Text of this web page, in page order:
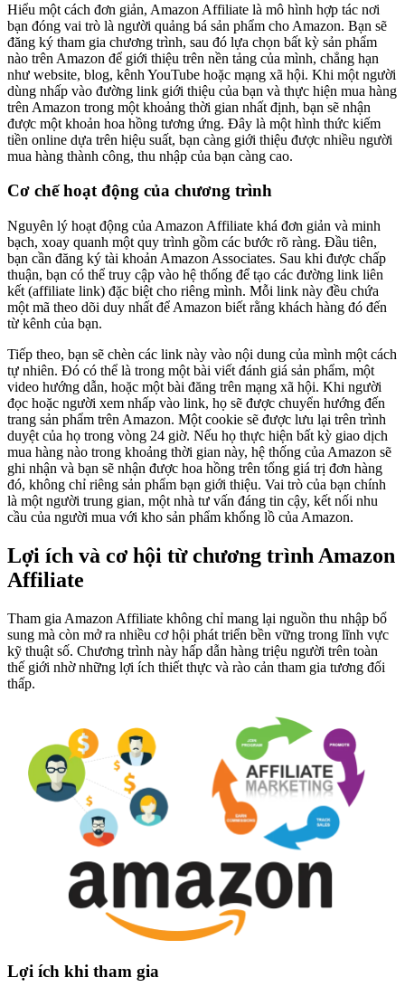
Hiểu một cách đơn giản, Amazon Affiliate là mô hình hợp tác nơi
bạn đóng vai trò là người quảng bá sản phẩm cho Amazon. Bạn sẽ
đăng ký tham gia chương trình, sau đó lựa chọn bất kỳ sản phẩm
nào trên Amazon để giới thiệu trên nền tảng của mình, chẳng hạn
như website, blog, kênh YouTube hoặc mạng xã hội. Khi một người
dùng nhấp vào đường link giới thiệu của bạn và thực hiện mua hàng
trên Amazon trong một khoảng thời gian nhất định, bạn sẽ nhận
được một khoản hoa hồng tương ứng. Đây là một hình thức kiếm
tiền online dựa trên hiệu suất, bạn càng giới thiệu được nhiều người
mua hàng thành công, thu nhập của bạn càng cao.
Cơ chế hoạt động của chương trình
Nguyên lý hoạt động của Amazon Affiliate khá đơn giản và minh
bạch, xoay quanh một quy trình gồm các bước rõ ràng. Đầu tiên,
bạn cần đăng ký tài khoản Amazon Associates. Sau khi được chấp
thuận, bạn có thể truy cập vào hệ thống để tạo các đường link liên
kết (affiliate link) đặc biệt cho riêng mình. Mỗi link này đều chứa
một mã theo dõi duy nhất để Amazon biết rằng khách hàng đó đến
từ kênh của bạn.
Tiếp theo, bạn sẽ chèn các link này vào nội dung của mình một cách
tự nhiên. Đó có thể là trong một bài viết đánh giá sản phẩm, một
video hướng dẫn, hoặc một bài đăng trên mạng xã hội. Khi người
đọc hoặc người xem nhấp vào link, họ sẽ được chuyển hướng đến
trang sản phẩm trên Amazon. Một cookie sẽ được lưu lại trên trình
duyệt của họ trong vòng 24 giờ. Nếu họ thực hiện bất kỳ giao dịch
mua hàng nào trong khoảng thời gian này, hệ thống của Amazon sẽ
ghi nhận và bạn sẽ nhận được hoa hồng trên tổng giá trị đơn hàng
đó, không chỉ riêng sản phẩm bạn giới thiệu. Vai trò của bạn chính
là một người trung gian, một nhà tư vấn đáng tin cậy, kết nối nhu
cầu của người mua với kho sản phẩm khổng lồ của Amazon.
Lợi ích và cơ hội từ chương trình Amazon
Affiliate
Tham gia Amazon Affiliate không chỉ mang lại nguồn thu nhập bổ
sung mà còn mở ra nhiều cơ hội phát triển bền vững trong lĩnh vực
kỹ thuật số. Chương trình này hấp dẫn hàng triệu người trên toàn
thế giới nhờ những lợi ích thiết thực và rào cản tham gia tương đối
thấp.
Lợi ích khi tham gia